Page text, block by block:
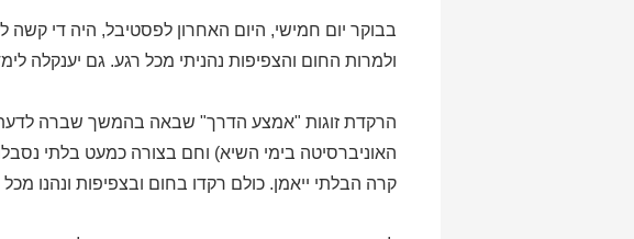
בבוקר יום חמישי, היום האחרון לפסטיבל, היה די
ולמרות החום והצפיפות נהניתי מכל רגע. גם יענקלה
הרקדת זוגות "אמצע הדרך" שבאה בהמשך שברה
האוניברסיטה בימי השיא) וחם בצורה כמעט בלתי
קרה הבלתי ייאמן. כולם רקדו בחום ובצפיפות ונהנו